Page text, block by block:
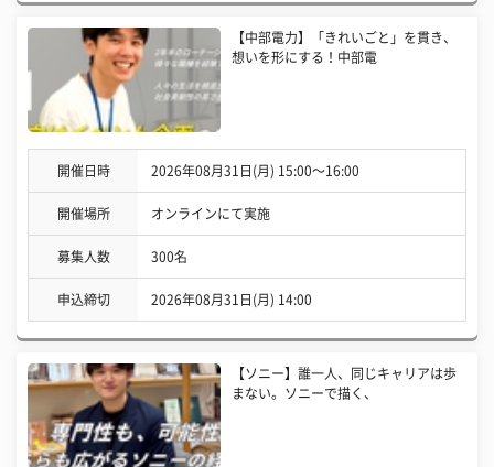
【中部電力】「きれいごと」を貫き、
想いを形にする！中部電
開催日時 2026年08月31日(月) 15:00〜16:00
開催場所 オンラインにて実施
募集人数 300名
申込締切 2026年08月31日(月) 14:00
【ソニー】誰一人、同じキャリアは歩
まない。ソニーで描く、